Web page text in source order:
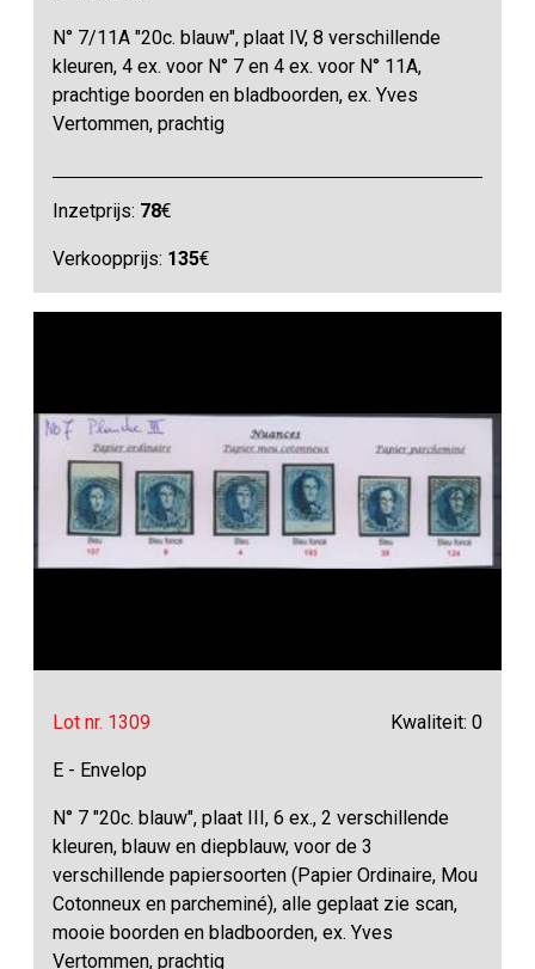
N° 7/11A "20c. blauw", plaat IV, 8 verschillende
kleuren, 4 ex. voor N° 7 en 4 ex. voor N° 11A,
prachtige boorden en bladboorden, ex. Yves
Vertommen, prachtig
Inzetprijs: 78€
Verkoopprijs: 135€
Lot nr. 1309 Kwaliteit: 0
E - Envelop
N° 7 "20c. blauw", plaat III, 6 ex., 2 verschillende
kleuren, blauw en diepblauw, voor de 3
verschillende papiersoorten (Papier Ordinaire, Mou
Cotonneux en parcheminé), alle geplaat zie scan,
mooie boorden en bladboorden, ex. Yves
Vertommen, prachtig